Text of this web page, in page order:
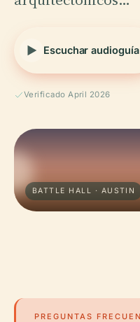
Escuchar audioguía
Verificado April 2026
BATTLE HALL · AUSTIN
PREGUNTAS